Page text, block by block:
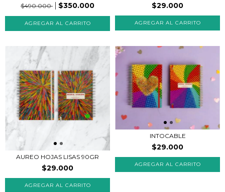
$490.000
$350.000 $29.000
AUREO HOJAS LISAS 90GR
$29.000
INTOCABLE
$29.000
AGREGAR AL CARRITO